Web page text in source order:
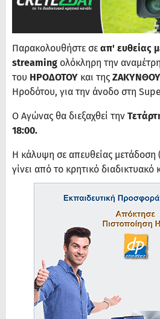
Παρακολουθήστε σε απ' ευθείας
streaming ολόκληρη την
του ΗΡΟΔΟΤΟΥ και της ΖΑΚΥΝΘΟΥ
Ηροδότου, για την άνοδο στη
Ο Αγώνας θα διεξαχθεί την
18:00.
Η κάλυψη σε απευθείας μετάδοση
γίνει από το κρητικό διαδικτυακό